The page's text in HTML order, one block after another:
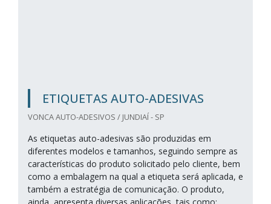
ETIQUETAS AUTO-ADESIVAS
VONCA AUTO-ADESIVOS / JUNDIAÍ - SP
As etiquetas auto-adesivas são produzidas em
diferentes modelos e tamanhos, seguindo sempre as
características do produto solicitado pelo cliente, bem
como a embalagem na qual a etiqueta será aplicada, e
também a estratégia de comunicação. O produto,